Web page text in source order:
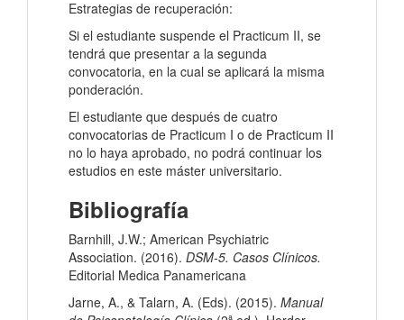
Estrategias de recuperación:
Si el estudiante suspende el Practicum II, se
tendrá que presentar a la segunda
convocatoria, en la cual se aplicará la misma
ponderación.
El estudiante que después de cuatro
convocatorias de Practicum I o de Practicum II
no lo haya aprobado, no podrá continuar los
estudios en este máster universitario.
Bibliografía
Barnhill, J.W.; American Psychiatric
Association. (2016). DSM-5. Casos Clínicos.
Editorial Medica Panamericana
Jarne, A., & Talarn, A. (Eds). (2015). Manual